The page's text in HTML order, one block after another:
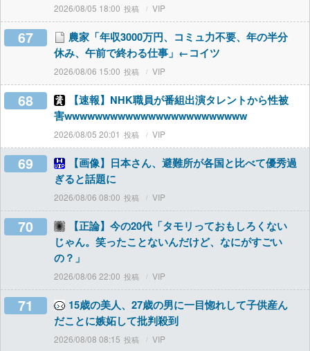
2026/08/05 18:00 VIP
67
農家「年収3000万円、コミュ力不要、年の半分
休み、午前で終わる仕事」←コイツ
2026/08/06 15:00 VIP
68
【速報】NHK職員が番組出演タレントから性被
害wwwwwwwwwwwwwwwwwwwwwwww
2026/08/05 20:01 VIP
69
【画像】日本さん、避難所が各国と比べて優秀過
ぎると話題に
2026/08/06 08:00 VIP
70
【正論】今の20代「タモリっておもしろくない
じゃん。笑ったことないんだけど、なにがすごい
の？」
2026/08/06 22:00 VIP
71
15歳の美人、27歳の男に一目惚れして子供産ん
だことに嫉妬して批判殺到
2026/08/08 08:15 VIP